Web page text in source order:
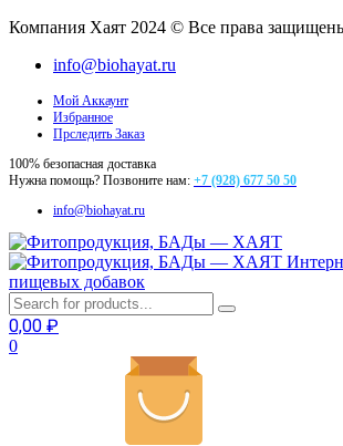
Компания Хаят 2024 © Все права
info@biohayat.ru
Мой Аккаунт
Избранное
Прследить Заказ
100% безопасная доставка
Нужна помощь? Позвоните нам: +7 (928) 677 50 50
info@biohayat.ru
пищевых добавок
0,00 ₽
0